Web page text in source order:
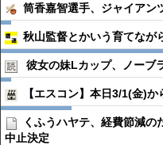
筒香嘉智選手、ジャイアン
秋山監督とかいう育てなが
彼女の妹Lカップ、ノーブ
【エスコン】本日3/1(金)
くふうハヤテ、経費節減
中止決定